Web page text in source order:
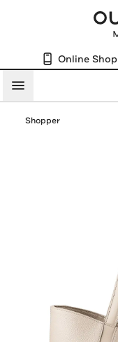
Online Shop
Menü
Shopper